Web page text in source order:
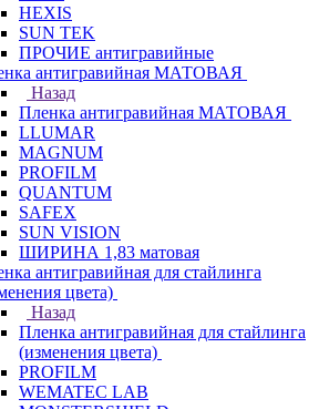
HEXIS
SUN TEK
ПРОЧИЕ антигравийные
антигравийная МАТОВАЯ
Назад
Пленка антигравийная МАТОВАЯ
LLUMAR
MAGNUM
PROFILM
QUANTUM
SAFEX
SUN VISION
ШИРИНА 1,83 матовая
антигравийная для стайлинга
цвета)
Назад
Пленка антигравийная для стайлинга
(изменения цвета)
PROFILM
WEMATEC LAB